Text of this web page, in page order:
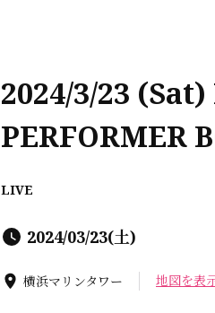
2024/3/23
PERFORMER
LIVE
2024/03/23(土)
横浜マリンタワー 地図を表